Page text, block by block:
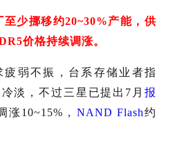
少挪移约20~30%产能，供
价格持续调涨。
弱不振，台系存储业者指
淡，不过三星已提出7月 报
涨10~15%， NAND Flash约